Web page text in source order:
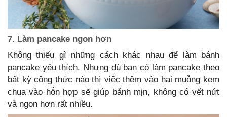
7. Làm pancake ngon hơn
Không thiếu gì những cách khác nhau để làm bánh
pancake yêu thích. Nhưng dù bạn có làm pancake theo
bất kỳ công thức nào thì việc thêm vào hai muỗng kem
chua vào hỗn hợp sẽ giúp bánh mịn, không có vết nứt
và ngon hơn rất nhiều.